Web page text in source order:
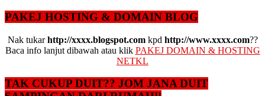
PAKEJ HOSTING & DOMAIN BLOG
Nak tukarhttp://xxxx.blogspot.comkpd http://www.xxxx.com??
Baca info lanjut dibawah atau klik PAKEJ DOMAIN & HOSTING
NETKL
TAK CUKUP DUIT?? JOM JANA DUIT